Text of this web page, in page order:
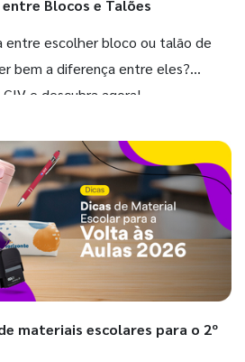
Blocos e Talões
entre escolher bloco ou talão de
bem a diferença entre eles?
e descubra agora!
materiais escolares para o 2º